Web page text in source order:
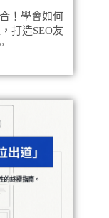
！學會如何
打造SEO友